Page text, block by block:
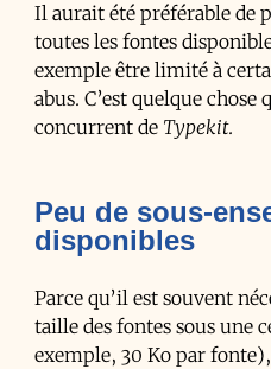
Il aurait été préférable de
toutes les fontes
exemple être limité à
abus. C’est quelque chose
concurrent de Typekit.
Peu de sous-
disponibles
Parce qu’il est souvent
taille des fontes sous une
exemple, 30 Ko par fonte),